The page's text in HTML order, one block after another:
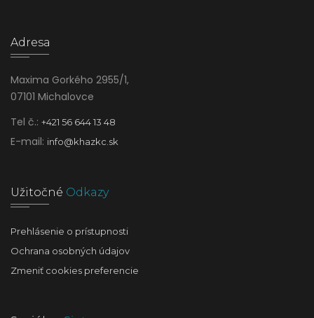
Adresa
Maxima Gorkého 2955/1,
07101 Michalovce
Tel č.: +421 56 644 13 48
E-mail: info@khazkc.sk
Užitočné Odkazy
Prehlásenie o prístupnosti
Ochrana osobných údajov
Zmeniť cookies preferencie